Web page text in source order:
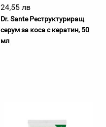
24,55 лв
Dr. Sante Реструктуриращ
серум за коса с кератин, 50
мл